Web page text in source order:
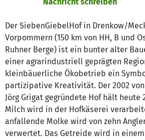
Der SiebenGiebelHof in Drenkow/
Vorpommern (150 km von HH, B und
Ruhner Berge) ist ein bunter alter
einer agrarindustriell geprägten
kleinbäuerliche Ökobetrieb ein
partizipative Kreativität. Der 2002
Jörg Grigat gegründete Hof hält heute
Milch wird in der Hofkäserei
anfallende Molke wird von zehn
verwertet. Das Getreide wird in